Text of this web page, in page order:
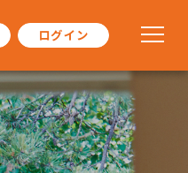
ログイン